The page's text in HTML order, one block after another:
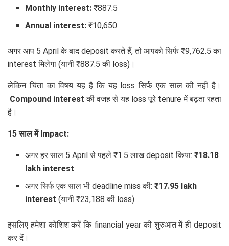
Monthly interest: ₹887.5
Annual interest: ₹10,650
अगर आप 5 April के बाद deposit करते हैं, तो आपको सिर्फ ₹9,762.5 का
interest मिलेगा (यानी ₹887.5 की loss)।
लेकिन चिंता का विषय यह है कि यह loss सिर्फ एक साल की नहीं है।
Compound interest की वजह से यह loss पूरे tenure में बढ़ता रहता
है।
15 साल में Impact:
अगर हर साल 5 April से पहले ₹1.5 लाख deposit किया:₹18.18
lakh interest
अगर सिर्फ एक साल भी deadline miss की:₹17.95 lakh
interest (यानी ₹23,188 की loss)
इसलिए हमेशा कोशिश करें कि financial year की शुरुआत में ही deposit
कर दें।